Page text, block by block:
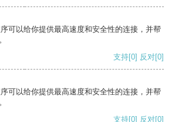
可以给你提供最高速度和安全性的连接，并帮
支持[0] 反对[0]
可以给你提供最高速度和安全性的连接，并帮
支持[0] 反对[0]